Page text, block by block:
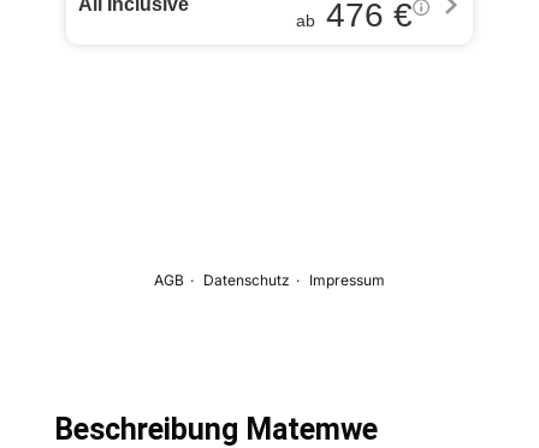
Beschreibung Matemwe